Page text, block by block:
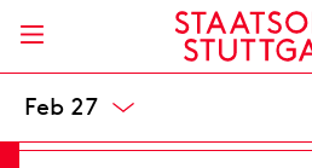
Jan 27
Opernhaus
8 / 22,50 / 38 / 52 / 69 /